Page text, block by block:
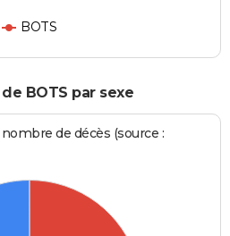
BOTS
BOTS par sexe
de décès (source :